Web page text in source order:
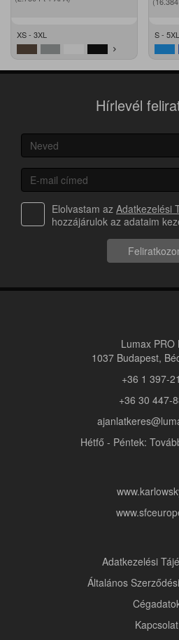
XS - 3XL S - 5XL
Hírlevél
Elolvastam az Adatkezelési
hozzájárulok az adataim
Lumax PRO
1037 Budapest,
+36 1 397-
+36 30 447-
Hétfő - Péntek:
Adatkezelési
Általános
Kapcsolat